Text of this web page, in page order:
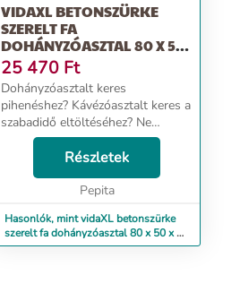
VIDAXL BETONSZÜRKE
SZERELT FA
DOHÁNYZÓASZTAL 80 X 50
X 36 CM
25 470 Ft
Dohányzóasztalt keres
pihenéshez? Kávézóasztalt keres a
szabadidő eltöltéséhez? Ne
keressen tovább, mint ez a
funkcionális dohányzóasztal,
amely egyedi vizuális élményt
nyújt a térnek. Tartós anyag: A...
Részletek
Pepita
Hasonlók, mint vidaXL betonszürke
szerelt fa dohányzóasztal 80 x 50 x 36
cm